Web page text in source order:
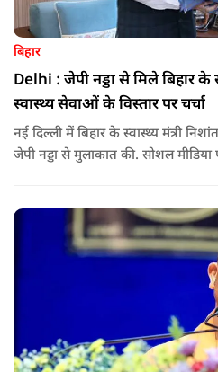
बिहार
Delhi : जेपी नड्डा से मिले बिहार के
स्वास्थ्य सेवाओं के विस्तार पर चर्चा
नई दिल्ली में बिहार के स्वास्थ्य मंत्री
जेपी नड्डा से मुलाकात की. सोशल मीडिया